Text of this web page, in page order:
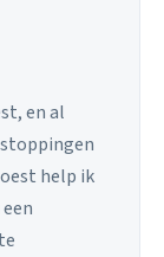
en al
help ik